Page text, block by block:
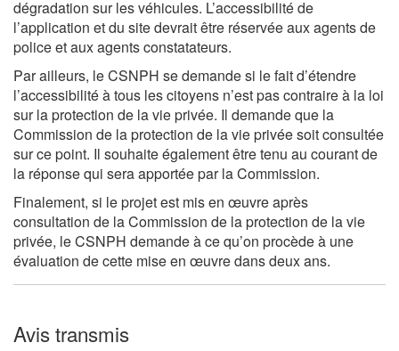
dégradation sur les véhicules. L’accessibilité de
l’application et du site devrait être réservée aux agents de
police et aux agents constatateurs.
Par ailleurs, le CSNPH se demande si le fait d’étendre
l’accessibilité à tous les citoyens n’est pas contraire à la loi
sur la protection de la vie privée. Il demande que la
Commission de la protection de la vie privée soit consultée
sur ce point. Il souhaite également être tenu au courant de
la réponse qui sera apportée par la Commission.
Finalement, si le projet est mis en œuvre après
consultation de la Commission de la protection de la vie
privée, le CSNPH demande à ce qu’on procède à une
évaluation de cette mise en œuvre dans deux ans.
Avis transmis